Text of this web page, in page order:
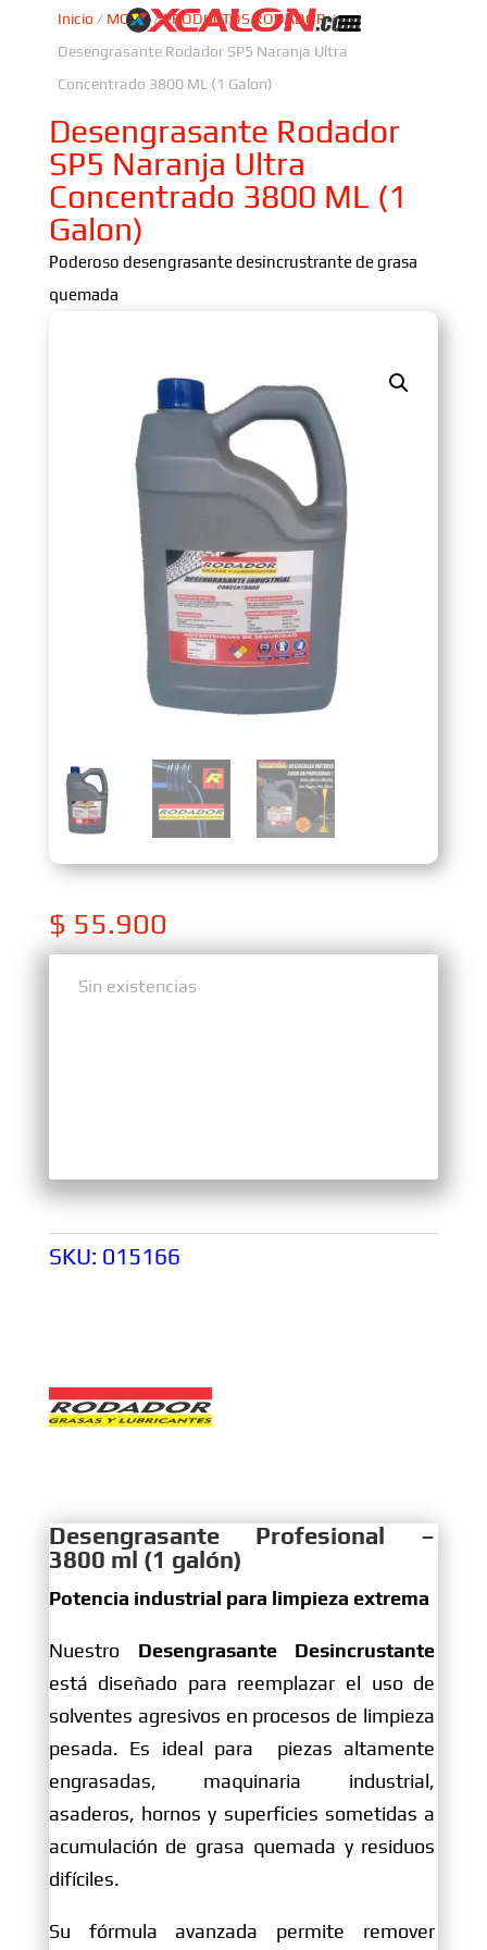
Inicio / MOTO/PRODUCTOS RODADOR/
Desengrasante Rodador SP5 Naranja Ultra
Concentrado 3800 ML (1 Galon)
Desengrasante Rodador
SP5 Naranja Ultra
Concentrado 3800 ML (1
Galon)
Poderoso desengrasante desincrustrante de grasa
quemada
$ 55.900
Sin existencias
Sin existencias
SKU: 015166
Desengrasante Profesional –
3800 ml (1 galón)
Potencia industrial para limpieza extrema
Nuestro Desengrasante Desincrustante
está diseñado para reemplazar el uso de
solventes agresivos en procesos de limpieza
pesada. Es ideal para piezas altamente
engrasadas, maquinaria industrial,
asaderos, hornos y superficies sometidas a
acumulación de grasa quemada y residuos
difíciles.
Su fórmula avanzada permite remover